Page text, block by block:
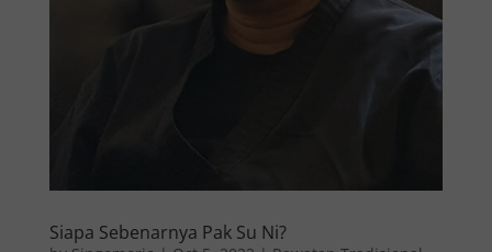
Siapa Sebenarnya Pak Su Ni?